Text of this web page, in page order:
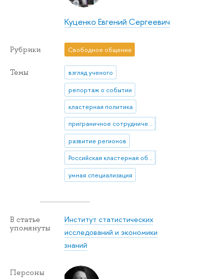
Куценко Евгений Сергеевич
Рубрики Свободное общение
Темы
взгляд ученого
репортаж о событии
кластерная политика
приграничное сотрудничество
развитие регионов
Российская кластерная обсерватория
умная специализация
В статье
упомянуты
Институт статистических
исследований и экономики
знаний
Персоны